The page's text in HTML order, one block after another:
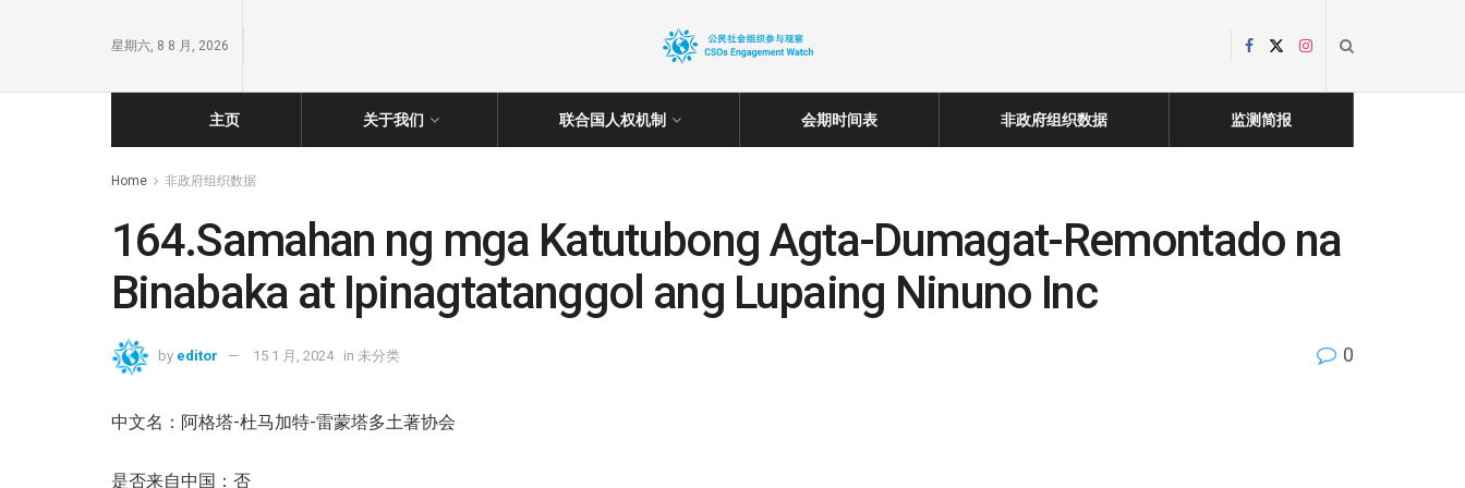
星期六, 8 8 月, 2026
主页 关于我们 联合国人权机制 会期时间表 非政府组织数据 监测简报
Home 非政府组织数据
164.Samahan ng mga Katutubong Agta-Dumagat-Remontado na
Binabaka at Ipinagtatanggol ang Lupaing Ninuno Inc
by editor 15 1 月, 2024 in 未分类 0
中文名：阿格塔-杜马加特-雷蒙塔多土著协会
是否来自中国：否